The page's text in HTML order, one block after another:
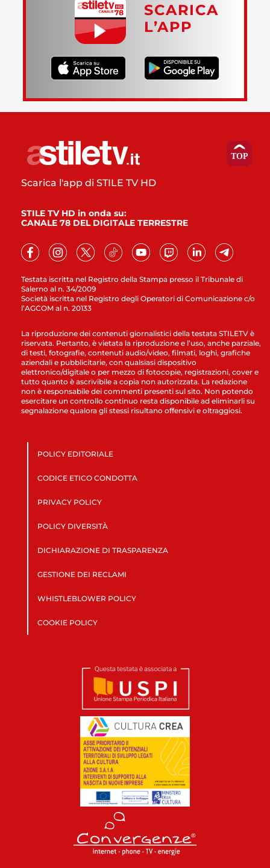
SCARICA
L’APP
Testata iscritta nel Registro della Stampa presso il Tribunale di
Salerno al n. 34/2009
Società iscritta nel Registro degli Operatori di Comunicazione c/o
l’AGCOM al n. 20133
Scarica l'app di STILE TV HD
STILE TV HD in onda su:
CANALE 78 DEL DIGITALE TERRESTRE
La riproduzione dei contenuti giornalistici della testata STILETV è
riservata. Pertanto, è vietata la riproduzione e l’uso, anche parziale,
di testi, fotografie, contenuti audio/video, filmati, loghi, grafiche
aziendali e pubblicitarie, con qualsiasi dispositivo
elettronico/digitale o per mezzo di fotocopie, registrazioni, cover e
tutto quanto è ascrivibile a copia non autorizzata. La redazione
non è responsabile dei commenti presenti sul sito. Non potendo
esercitare un controllo continuo resta disponibile ad eliminarli su
segnalazione qualora gli stessi risultano offensivi e oltraggiosi.
POLICY EDITORIALE
CODICE ETICO CONDOTTA
PRIVACY POLICY
POLICY DIVERSITÀ
DICHIARAZIONE DI TRASPARENZA
GESTIONE DEI RECLAMI
WHISTLEBLOWER POLICY
COOKIE POLICY